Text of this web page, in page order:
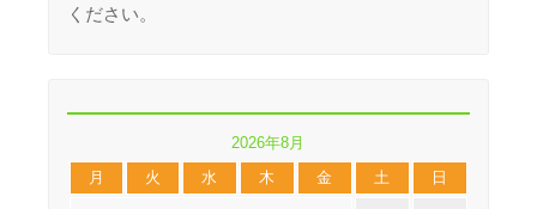
ください。
2026年8月
月
火 水 木 金 土 日